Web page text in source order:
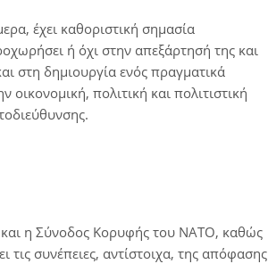
έχει καθοριστική σημασία
ή όχι στην απεξάρτησή της και
στη δημιουργία ενός πραγματικά
πολιτική και πολιτιστική
και η Σύνοδος Κορυφής του ΝΑΤΟ, καθώς
συνέπειες, αντίστοιχα, της απόφασης